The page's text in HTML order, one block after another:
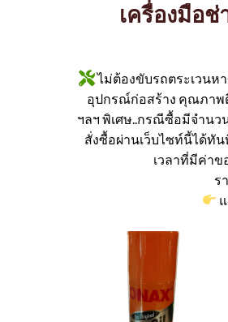
เครื่องมือ
ไม่ต้องขับรถตระเวนห
อุปกรณ์ก่อสร้าง คุณภาพดี
ฯลฯ พิเศษ..กรณีซื้อมีจำนว
สั่งซื้อผ่านเว็บไซท์นี้ได้ทั
เวลาที่มีค่า
ร